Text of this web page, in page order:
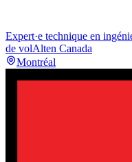
Expert·e technique en
de volAlten Canada
Montréal